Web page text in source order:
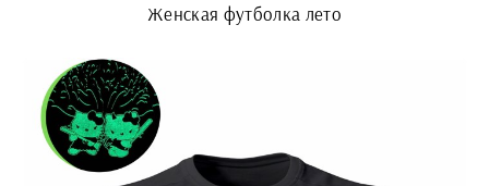
Женская футболка лето